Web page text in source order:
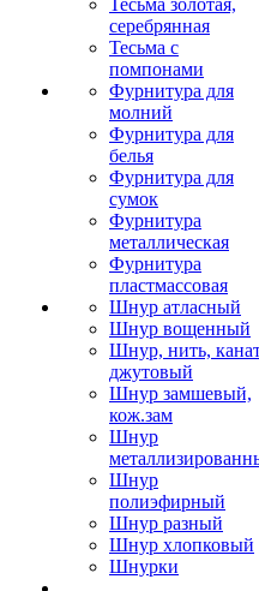
Тесьма золотая,
серебрянная
Тесьма с
помпонами
Фурнитура для
молний
Фурнитура для
белья
Фурнитура для
сумок
Фурнитура
металлическая
Фурнитура
пластмассовая
Шнур атласный
Шнур вощенный
Шнур, нить,
джутовый
Шнур замшевый,
кож.зам
Шнур
Шнур
полиэфирный
Шнур разный
Шнур хлопковый
Шнурки